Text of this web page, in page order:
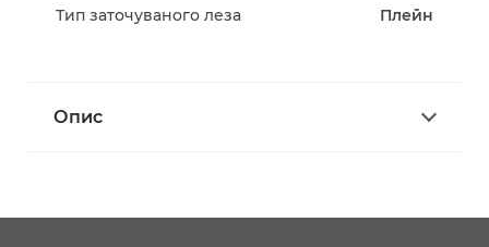
Тип заточуваного леза Плейн
Опис